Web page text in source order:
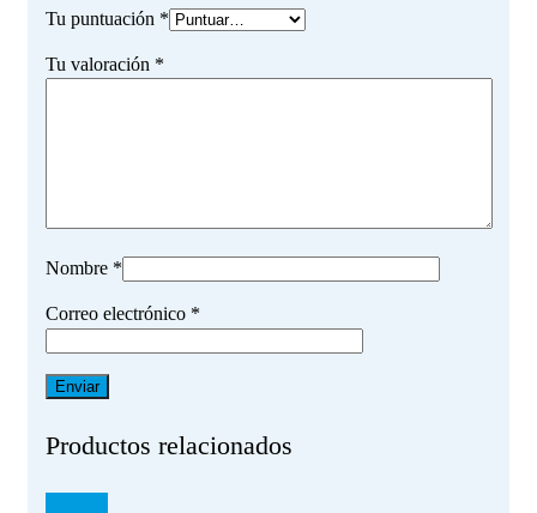
Tu puntuación *
Tu valoración *
Nombre *
Correo electrónico *
Productos relacionados